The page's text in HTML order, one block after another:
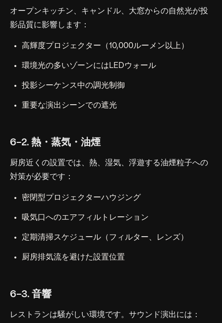
オープンキッチン、キャンドル、大窓からの自然光が投
影品質に影響します：
高輝度プロジェクター（10,000ルーメン以上）
環境光の多いゾーンにはLEDウォール
投影シーケンス中の調光制御
重要な演出シーンでの遮光
6-2. 熱・蒸気・油煙
厨房近くの設置では、熱、湿気、浮遊する油煙粒子への
対策が必要です：
密閉型プロジェクターハウジング
吸気口へのエアフィルトレーション
定期清掃スケジュール（フィルター、レンズ）
厨房排気流を避けた設置位置
6-3. 音響
レストランは騒がしい環境です。サウンド演出には：